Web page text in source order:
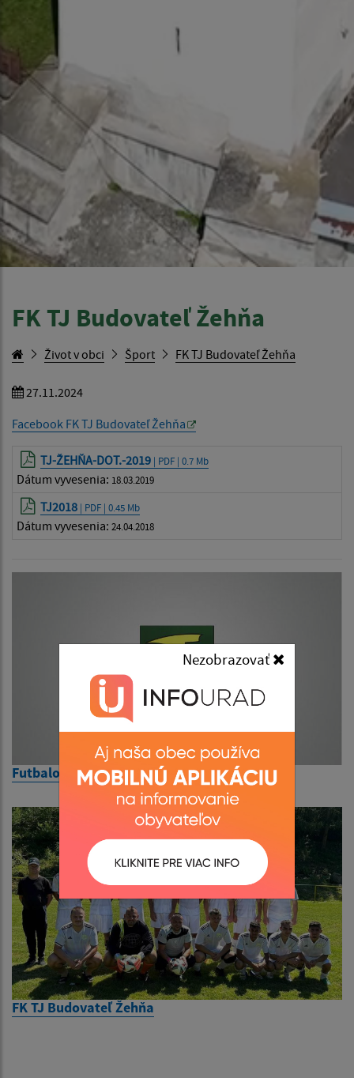
Nezobrazovať
FK TJ Budovateľ Žehňa
Život v obci Šport FK TJ Budovateľ Žehňa
27.11.2024
Facebook FK TJ Budovateľ Žehňa
TJ-ŽEHŇA-DOT.-2019 | PDF | 0.7 Mb
Dátum vyvesenia: 18.03.2019
TJ2018 | PDF | 0.45 Mb
Dátum vyvesenia: 24.04.2018
Futbalový klub RND
FK TJ Budovateľ Žehňa